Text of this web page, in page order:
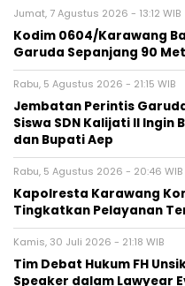
Jumat, 7 Agustus 2026 - 13:12 WIB
Kodim 0604/Karawang
Garuda Sepanjang 90
Rabu, 5 Agustus 2026 - 21:15 WIB
Jembatan Perintis
Siswa SDN Kalijati II Ingin
dan Bupati Aep
Rabu, 5 Agustus 2026 - 20:46 WIB
Kapolresta Karawang
Tingkatkan Pelayanan
Kamis, 30 Juli 2026 - 21:18 WIB
​Tim Debat Hukum FH
Speaker dalam Lawyear